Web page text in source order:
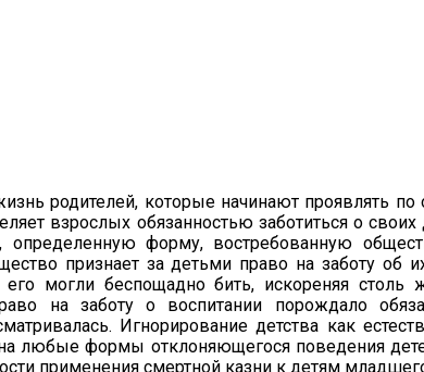
родителей, которые начинают проявлять
взрослых обязанностью заботиться о своих
определенную форму, востребованную
признает за детьми право на заботу об
могли беспощадно бить, искореняя
на заботу о воспитании порождало
Игнорирование детства как
любые формы отклоняющегося поведения
применения смертной казни к детям